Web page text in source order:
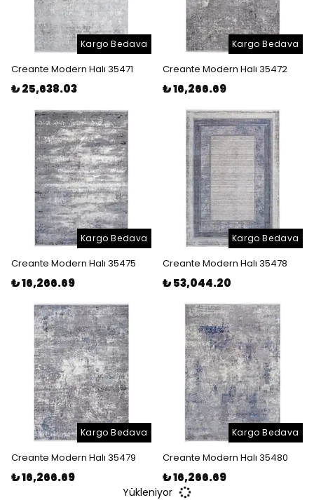
Kargo Bedava
Creante Modern Halı 35471
₺ 25,638.03
Kargo Bedava
Creante Modern Halı 35472
₺ 16,266.69
Kargo Bedava
Creante Modern Halı 35475
₺ 16,266.69
Kargo Bedava
Creante Modern Halı 35478
₺ 53,044.20
Kargo Bedava
Creante Modern Halı 35479
₺ 16,266.69
Kargo Bedava
Creante Modern Halı 35480
₺ 16,266.69
Yükleniyor